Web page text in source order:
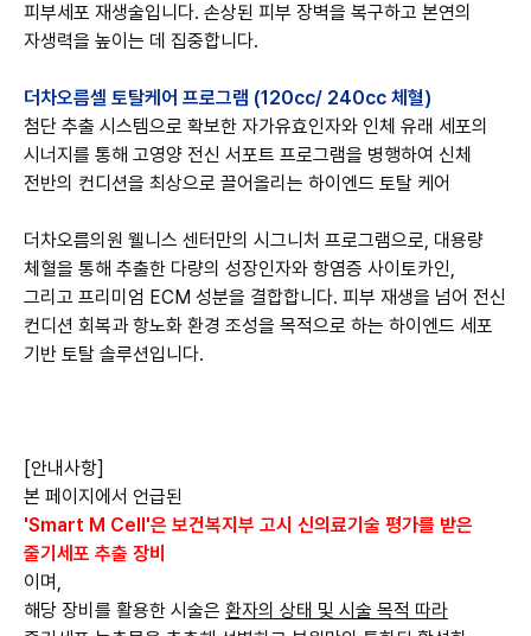
피부세포 재생술입니다. 손상된 피부 장벽을 복구하고 본연의
자생력을 높이는 데 집중합니다.
더차오름셀 토탈케어 프로그램 (120cc/ 240cc 체혈)
첨단 추출 시스템으로 확보한 자가유효인자와 인체 유래 세포의
시너지를 통해 고영양 전신 서포트 프로그램을 병행하여 신체
더차오름의원 웰니스 센터만의 시그니처 프로그램으로, 대용량
체혈을 통해 추출한 다량의 성장인자와 항염증 사이토카인,
그리고 프리미엄 ECM 성분을 결합합니다. 피부 재생을 넘어 전신
컨디션 회복과 항노화 환경 조성을 목적으로 하는 하이엔드 세포
기반 토탈 솔루션입니다.
[안내사항]
본 페이지에서 언급된
'Smart M Cell'은 보건복지부 고시 신의료기술 평가를 받은
줄기세포 추출 장비
이며,
해당 장비를 활용한 시술은 환자의 상태 및 시술 목적 따라